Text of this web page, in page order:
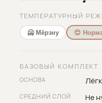
ТЕМПЕРАТУРНЫЙ
🥶 Мёрзну 😊
БАЗОВЫЙ КОМПЛЕКТ
ОСНОВА
СРЕДНИЙ СЛОЙ Не